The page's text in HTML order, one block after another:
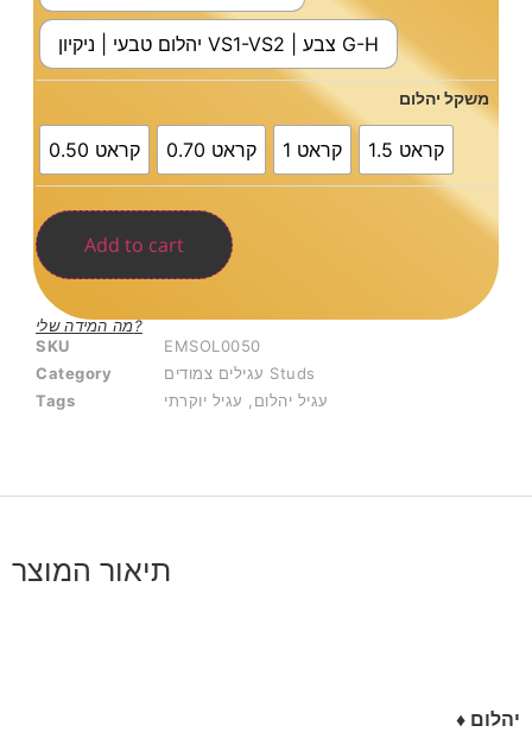
יהלום טבעי | ניקיון VS1-VS2 | צבע G-H
משקל יהלום
0.50 קראט 0.70 קראט 1 קראט 1.5 קראט
Add to cart
מה המידה שלי?
SKU
EMSOL0050
Category
עגילים צמודים Studs
Tags
עגיל יהלום עגיל יוקרתי
תיאור המוצר
♦ יהלום